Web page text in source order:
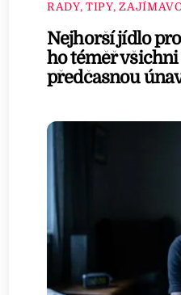
RADY, TIPY,
Nejhorší jídlo
ho téměř všichni
předčasnou